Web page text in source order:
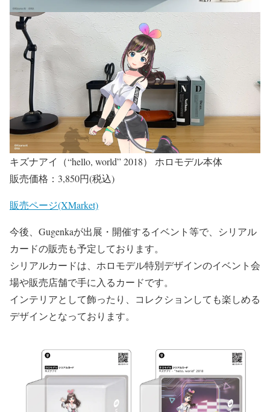
キズナアイ（“hello, world” 2018） ホロモデル本体
販売価格：3,850円(税込)
販売ページ(XMarket)
今後、Gugenkaが出展・開催するイベント等で、シリアル
カードの販売も予定しております。
シリアルカードは、ホロモデル特別デザインのイベント会
場や販売店舗で手に入るカードです。
インテリアとして飾ったり、コレクションしても楽しめる
デザインとなっております。